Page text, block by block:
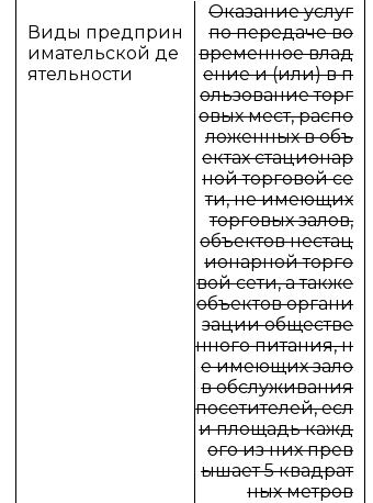
Оказание услуг
по передаче во
временное влад
ение и (или) в п
ользование торг
овых мест, распо
ложенных в объ
ектах стационар
ной торговой се
ти, не имеющих
торговых залов,
объектов нестац
ионарной торго
вой сети, а также
объектов органи
зации обществе
нного питания, н
е имеющих зало
в обслуживания
посетителей, есл
и площадь кажд
ого из них прев
ышает 5 квадрат
ных метров